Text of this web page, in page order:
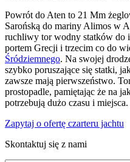
Powrót do Aten to 21 Mm
Sarońską do mariny Alimos w
ruchliwy tor wodny statków do
portem Grecji i trzecim co do
Śródziemnego. Na swojej
szybko poruszające się statki,
zawsze mają pierwszeństwo.
prostopadle, pamiętając że na
potrzebują dużo czasu i miejsca.
Zapytaj o ofertę czarteru jachtu
Skontaktuj się z nami